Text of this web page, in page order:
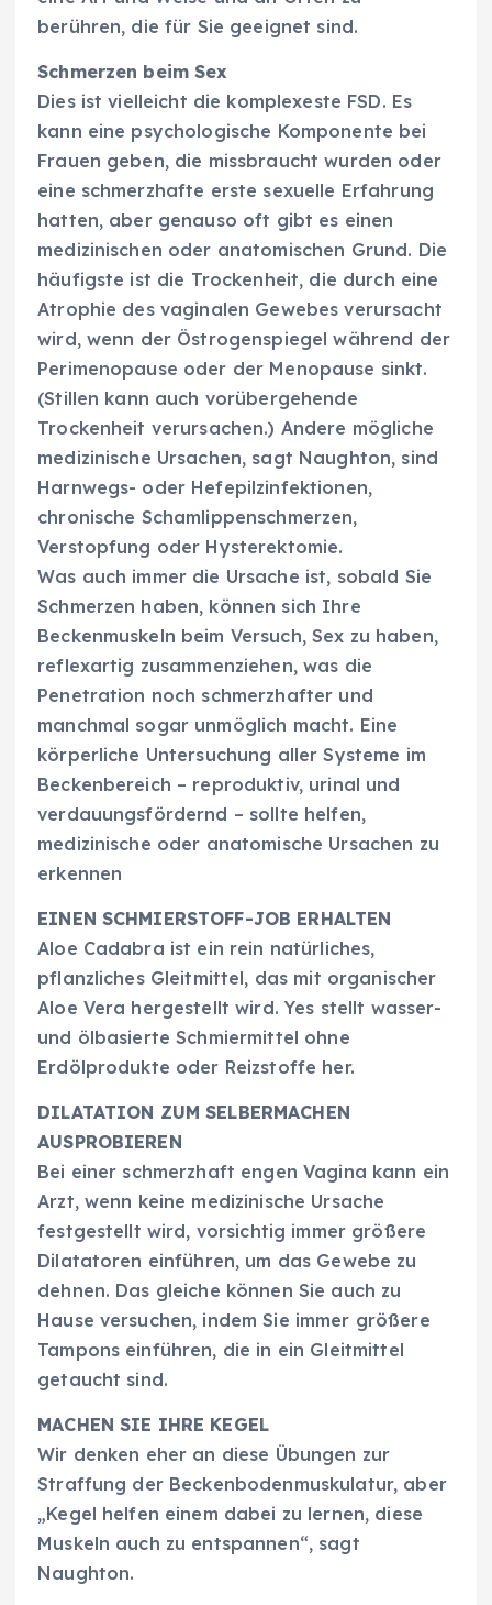
berühren, die für Sie geeignet sind.
Schmerzen beim Sex
Dies ist vielleicht die komplexeste FSD. Es
kann eine psychologische Komponente bei
Frauen geben, die missbraucht wurden oder
eine schmerzhafte erste sexuelle Erfahrung
hatten, aber genauso oft gibt es einen
medizinischen oder anatomischen Grund. Die
häufigste ist die Trockenheit, die durch eine
Atrophie des vaginalen Gewebes verursacht
wird, wenn der Östrogenspiegel während der
Perimenopause oder der Menopause sinkt.
(Stillen kann auch vorübergehende
Trockenheit verursachen.) Andere mögliche
medizinische Ursachen, sagt Naughton, sind
Harnwegs- oder Hefepilzinfektionen,
chronische Schamlippenschmerzen,
Verstopfung oder Hysterektomie.
Was auch immer die Ursache ist, sobald Sie
Schmerzen haben, können sich Ihre
Beckenmuskeln beim Versuch, Sex zu haben,
reflexartig zusammenziehen, was die
Penetration noch schmerzhafter und
manchmal sogar unmöglich macht. Eine
körperliche Untersuchung aller Systeme im
Beckenbereich – reproduktiv, urinal und
verdauungsfördernd – sollte helfen,
medizinische oder anatomische Ursachen zu
erkennen
EINEN SCHMIERSTOFF-JOB ERHALTEN
Aloe Cadabra ist ein rein natürliches,
pflanzliches Gleitmittel, das mit organischer
Aloe Vera hergestellt wird. Yes stellt wasser-
und ölbasierte Schmiermittel ohne
Erdölprodukte oder Reizstoffe her.
DILATATION ZUM SELBERMACHEN
AUSPROBIEREN
Bei einer schmerzhaft engen Vagina kann ein
Arzt, wenn keine medizinische Ursache
festgestellt wird, vorsichtig immer größere
Dilatatoren einführen, um das Gewebe zu
dehnen. Das gleiche können Sie auch zu
Hause versuchen, indem Sie immer größere
Tampons einführen, die in ein Gleitmittel
getaucht sind.
MACHEN SIE IHRE KEGEL
Wir denken eher an diese Übungen zur
Straffung der Beckenbodenmuskulatur, aber
„Kegel helfen einem dabei zu lernen, diese
Muskeln auch zu entspannen“, sagt
Naughton.